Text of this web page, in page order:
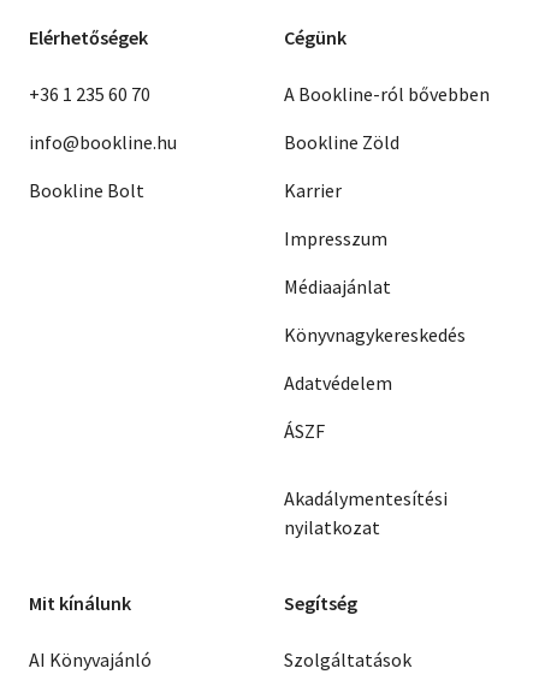
Elérhetőségek
+36 1 235 60 70
info@bookline.hu
Bookline Bolt
Cégünk
A Bookline-ról bővebben
Bookline Zöld
Karrier
Impresszum
Médiaajánlat
Könyvnagykereskedés
Adatvédelem
ÁSZF
Akadálymentesítési
nyilatkozat
Mit kínálunk
AI Könyvajánló
Segítség
Szolgáltatások